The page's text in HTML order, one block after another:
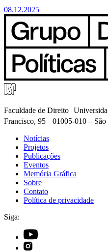
08.12.2025
Faculdade de Direito
Francisco, 95 01005-010 –
Notícias
Projetos
Publicações
Eventos
Memória Gráfica
Sobre
Contato
Política de privacidade
Siga: